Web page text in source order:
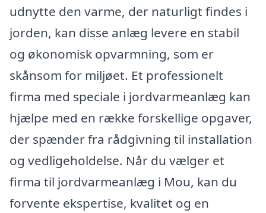
udnytte den varme, der naturligt findes i
jorden, kan disse anlæg levere en stabil
og økonomisk opvarmning, som er
skånsom for miljøet. Et professionelt
firma med speciale i jordvarmeanlæg kan
hjælpe med en række forskellige opgaver,
der spænder fra rådgivning til installation
og vedligeholdelse. Når du vælger et
firma til jordvarmeanlæg i Mou, kan du
forvente ekspertise, kvalitet og en